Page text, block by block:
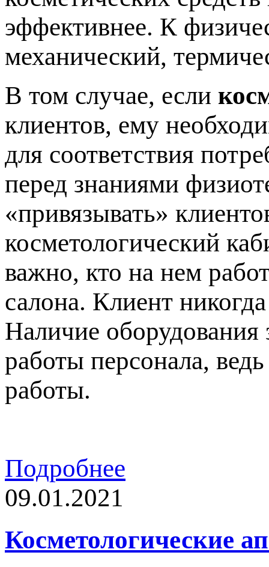
эффективнее. К
механический,
В том случае, если
клиентов, ему
для соответствия
перед знаниями
«привязывать»
косметологический
важно, кто на нем
салона. Клиент
Наличие оборудования
работы персонала,
работы.
Подробнее
09.01.2021
Косметологические